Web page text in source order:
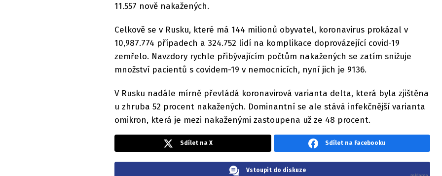
11.557 nově nakažených.
Celkově se v Rusku, které má 144 milionů obyvatel, koronavirus prokázal v
10,987.774 případech a 324.752 lidí na komplikace doprovázející covid-19
zemřelo. Navzdory rychle přibývajícím počtům nakažených se zatím snižuje
množství pacientů s covidem-19 v nemocnicích, nyní jich je 9136.
V Rusku nadále mírně převládá koronavirová varianta delta, která byla zjištěna
u zhruba 52 procent nakažených. Dominantní se ale stává infekčnější varianta
omikron, která je mezi nakaženými zastoupena už ze 48 procent.
Sdílet na X Sdílet na Facebooku
Vstoupit do diskuze